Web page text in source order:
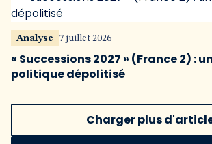
Analyse 7 juillet 2026
« Successions 2027 » (France 2) :
politique dépolitisé
Charger plus